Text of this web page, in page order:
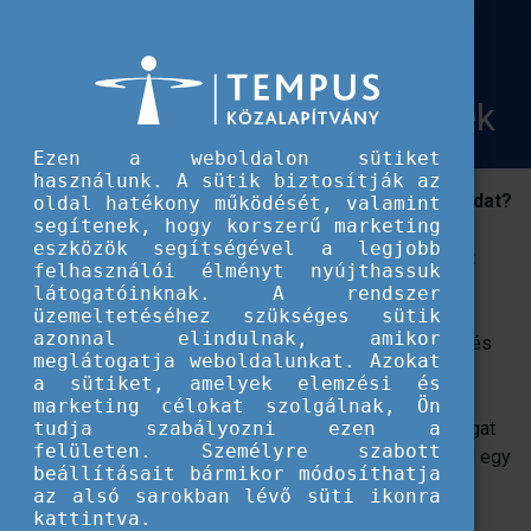
Legyél te is ESC Alumni Agent!
Felhívás volt önkénteseknek
Szeretnéd felidézni az ESC önkéntes tapasztalataidat?
Úgy érzed, lelkesíteni tudnál egy fiatalokból álló,
szuper közösséget? Jelentkezz ESC Alumni Agent
önkéntesnek!
Szeretnéd felidézni az ESC önkéntes tapasztalataidat és
enyhíteni a nosztalgiád? Szeretnéd megosztani
élményeidet másokkal, akiket szintúgy lázba hoz az
önkénteskedés, mint téged és akiket szimplán csak izgat
az új dolgok felfedezése? Úgy érzed, lelkesíteni tudnál egy
fiatalokból álló, szuper közösséget?
Ezen a weboldalon sütiket
használunk. A sütik biztosítják az
oldal hatékony működését, valamint
segítenek, hogy korszerű marketing
eszközök segítségével a legjobb
felhasználói élményt nyújthassuk
látogatóinknak. A rendszer
üzemeltetéséhez szükséges sütik
azonnal elindulnak, amikor
meglátogatja weboldalunkat. Azokat
a sütiket, amelyek elemzési és
marketing célokat szolgálnak, Ön
tudja szabályozni ezen a
felületen. Személyre szabott
beállításait bármikor módosíthatja
az alsó sarokban lévő süti ikonra
kattintva.